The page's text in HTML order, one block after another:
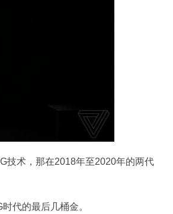
技术，那在2018年至2020年的两代
代的最后几桶金。